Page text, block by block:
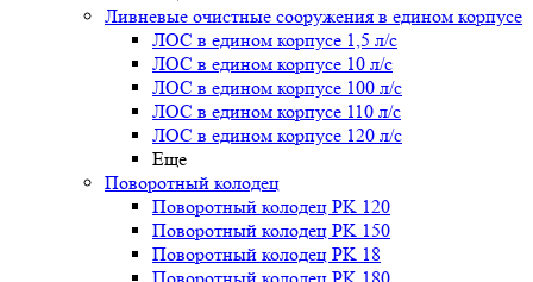
Ливневые очистные сооружения в едином корпусе
ЛОС в едином корпусе 1,5 л/с
ЛОС в едином корпусе 10 л/с
ЛОС в едином корпусе 100 л/с
ЛОС в едином корпусе 110 л/с
ЛОС в едином корпусе 120 л/с
Еще
Поворотный колодец
Поворотный колодец PK 120
Поворотный колодец PK 150
Поворотный колодец PK 18
Поворотный колодец PK 180